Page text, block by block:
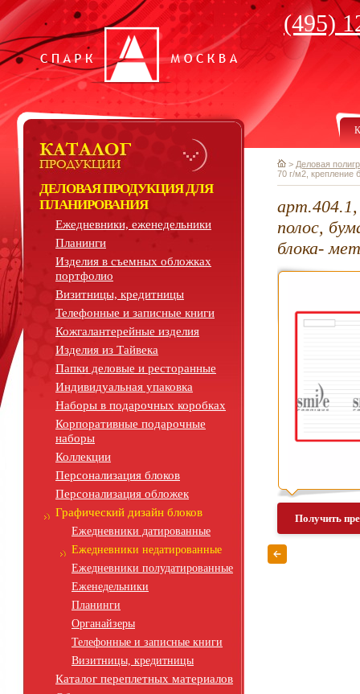
(495)
ДЕЛОВАЯ ПРОДУКЦИЯ ДЛЯ
ПЛАНИРОВАНИЯ
Ежедневники, еженедельники
Планинги
Изделия в съемных обложках
портфолио
Визитницы, кредитницы
Телефонные и записные книги
Кожгалантерейные изделия
Изделия из Тайвека
Папки деловые и ресторанные
Индивидуальная упаковка
Наборы в подарочных коробках
Корпоративные подарочные
наборы
Коллекции
Персонализация блоков
Персонализация обложек
Графический дизайн блоков
Ежедневники датированные
Ежедневники недатированные
Ежедневники полудатированные
Еженедельники
Планинги
Органайзеры
Телефонные и записные книги
Визитницы, кредитницы
Каталог переплетных материалов
> Деловая
70 г/м2, крепление
полос,
блока-
Получить